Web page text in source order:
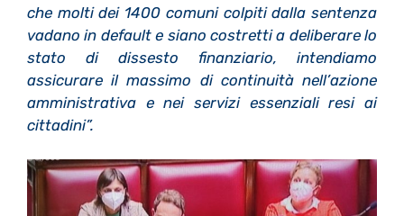
che molti dei 1400 comuni colpiti dalla sentenza
vadano in default e siano costretti a deliberare lo
stato di dissesto finanziario, intendiamo
assicurare il massimo di continuità nell’azione
amministrativa e nei servizi essenziali resi ai
cittadini”.